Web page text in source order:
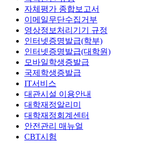
자체평가 종합보고서
이메일무단수집거부
영상정보처리기기 규정
인터넷증명발급(학부)
인터넷증명발급(대학원)
모바일학생증발급
국제학생증발급
IT서비스
대관시설 이용안내
대학재정알리미
대학재정회계센터
안전관리 매뉴얼
CBT시험